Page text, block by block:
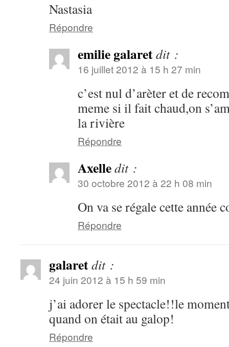
Nastasia
Répondre
emilie galaretdit :
16 juillet 2012 à 15 h 27 min
c’est nul d’arèter et de
meme si il fait chaud,on
la rivière
Répondre
Axelledit :
30 octobre 2012 à 22 h 08 min
On va se régale cette année
Répondre
galaretdit :
24 juin 2012 à 15 h 59 min
j’ai adorer le spectacle!!le
quand on était au galop!
Répondre